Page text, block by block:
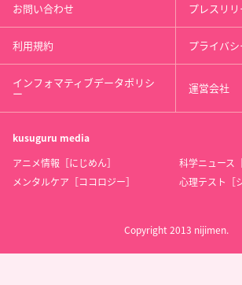
お問い合わせ プレスリ
利用規約 プライバ
インフォマティブデータポリシ
ー 運営会社
kusuguru media
アニメ情報［にじめん］
科学ニュース
メンタルケア［ココロジー］
心理テスト［
Copyright 2013 nijimen.